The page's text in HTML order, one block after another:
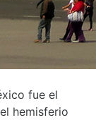
fue el
hemisferio